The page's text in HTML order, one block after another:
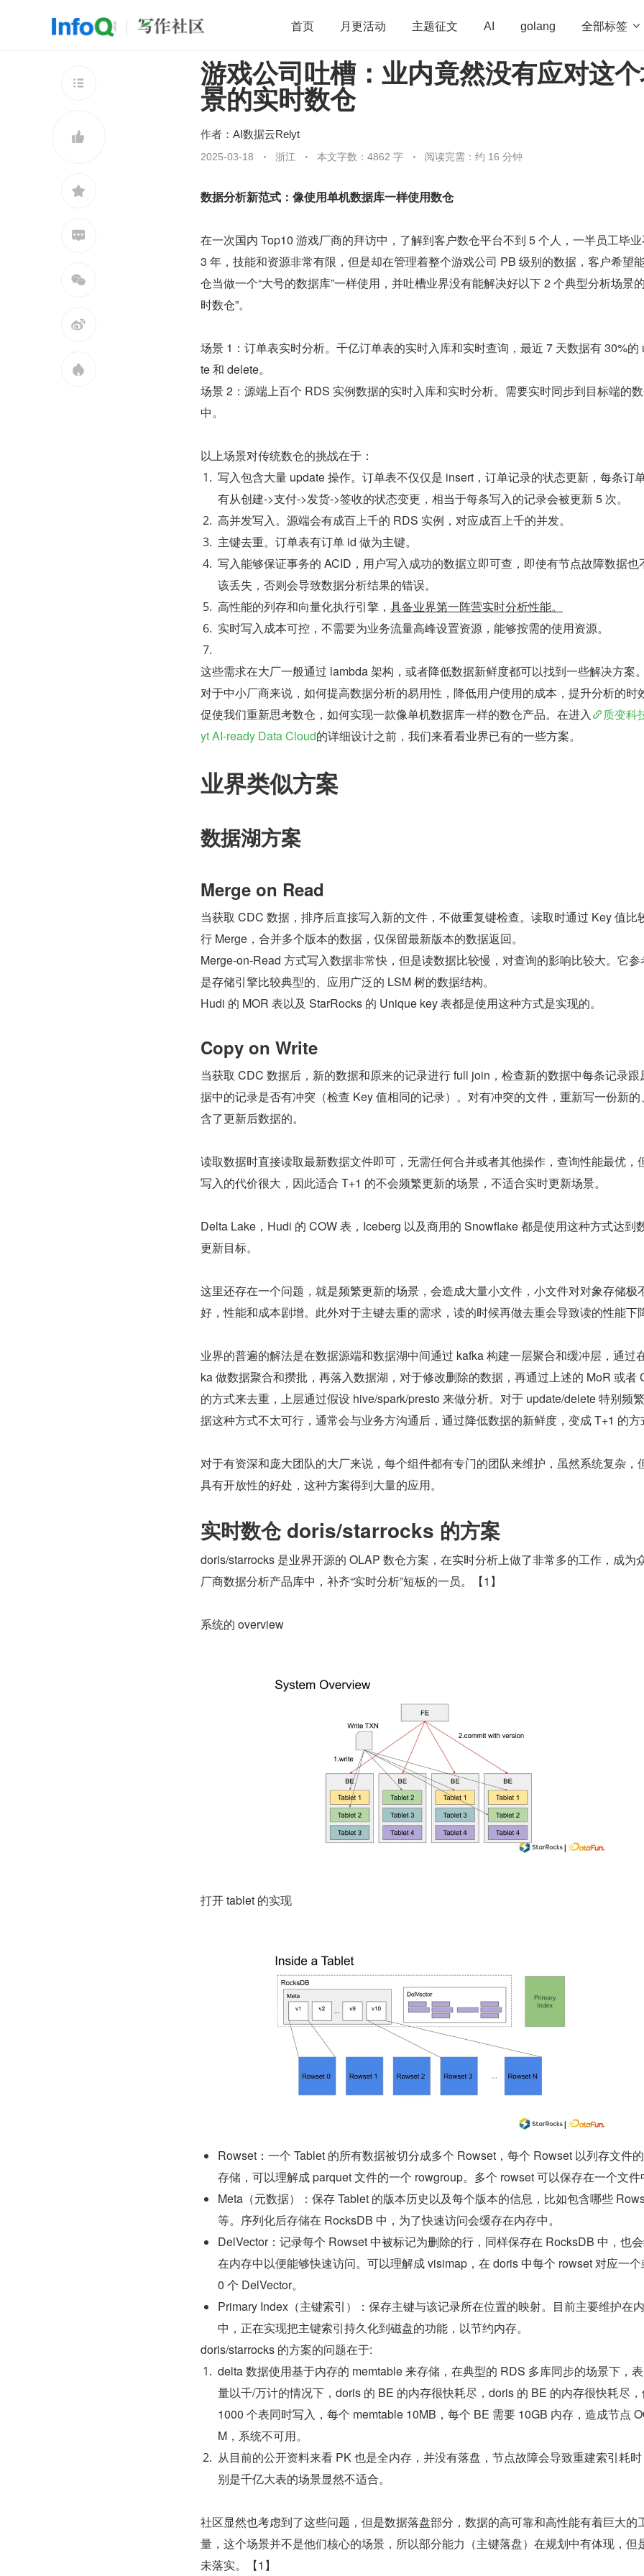
首页 月更活动 主题征文 AI golang 全部标签 
开源 架构 OpenHarmony 算法 学习方法 Web3.0 高
团队管理 程序员
查看更多







游戏公司吐槽：业内竟然没有应对这
景的实时数仓
作者： AI数据云Relyt
2025-03-18 浙江 本文字数：4862 字 阅读完需：约 16 分钟
数据分析新范式：像使用单机数据库一样使用数仓
在一次国内 Top10 游戏厂商的拜访中，了解到客户数仓平台不到 5 个人，一半员工毕
3 年，技能和资源非常有限，但是却在管理着整个游戏公司 PB 级别的数据，客户希望
仓当做一个“大号的数据库”一样使用，并吐槽业界没有能解决好以下 2 个典型分析场景
时数仓”。
场景 1：订单表实时分析。千亿订单表的实时入库和实时查询，最近 7 天数据有 30%的
te 和 delete。
场景 2：源端上百个 RDS 实例数据的实时入库和实时分析。需要实时同步到目标端的
中。
以上场景对传统数仓的挑战在于：
写入包含大量 update 操作。订单表不仅仅是 insert，订单记录的状态更新，每条订
有从创建->支付->发货->签收的状态变更，相当于每条写入的记录会被更新 5 次。
高并发写入。源端会有成百上千的 RDS 实例，对应成百上千的并发。
主键去重。订单表有订单 id 做为主键。
写入能够保证事务的 ACID，用户写入成功的数据立即可查，即使有节点故障数据也
该丢失，否则会导致数据分析结果的错误。
高性能的列存和向量化执行引擎， 具备业界第一阵营实时分析性能。
实时写入成本可控，不需要为业务流量高峰设置资源，能够按需的使用资源。
这些需求在大厂一般通过 lambda 架构，或者降低数据新鲜度都可以找到一些解决方案
对于中小厂商来说，如何提高数据分析的易用性，降低用户使用的成本，提升分析的时
促使我们重新思考数仓，如何实现一款像单机数据库一样的数仓产品。在进入
质变科
yt AI-ready Data Cloud的详细设计之前，我们来看看业界已有的一些方案。
业界类似方案
数据湖方案
Merge on Read
当获取 CDC 数据，排序后直接写入新的文件，不做重复键检查。读取时通过 Key 值比
行 Merge，合并多个版本的数据，仅保留最新版本的数据返回。
Merge-on-Read 方式写入数据非常快，但是读数据比较慢，对查询的影响比较大。它参
是存储引擎比较典型的、应用广泛的 LSM 树的数据结构。
Hudi 的 MOR 表以及 StarRocks 的 Unique key 表都是使用这种方式是实现的。
Copy on Write
当获取 CDC 数据后，新的数据和原来的记录进行 full join，检查新的数据中每条记录跟
据中的记录是否有冲突（检查 Key 值相同的记录）。对有冲突的文件，重新写一份新的
含了更新后数据的。
读取数据时直接读取最新数据文件即可，无需任何合并或者其他操作，查询性能最优，
写入的代价很大，因此适合 T+1 的不会频繁更新的场景，不适合实时更新场景。
Delta Lake，Hudi 的 COW 表，Iceberg 以及商用的 Snowflake 都是使用这种方式达到
更新目标。
这里还存在一个问题，就是频繁更新的场景，会造成大量小文件，小文件对对象存储极
好，性能和成本剧增。此外对于主键去重的需求，读的时候再做去重会导致读的性能下
业界的普遍的解法是在数据源端和数据湖中间通过 kafka 构建一层聚合和缓冲层，通过
ka 做数据聚合和攒批，再落入数据湖，对于修改删除的数据，再通过上述的 MoR 或者
的方式来去重，上层通过假设 hive/spark/presto 来做分析。对于 update/delete 特别频
据这种方式不太可行，通常会与业务方沟通后，通过降低数据的新鲜度，变成 T+1 的方
对于有资深和庞大团队的大厂来说，每个组件都有专门的团队来维护，虽然系统复杂，
具有开放性的好处，这种方案得到大量的应用。
实时数仓 doris/starrocks 的方案
doris/starrocks 是业界开源的 OLAP 数仓方案，在实时分析上做了非常多的工作，成为
厂商数据分析产品库中，补齐“实时分析”短板的一员。【1】
系统的 overview
打开 tablet 的实现
Rowset：一个 Tablet 的所有数据被切分成多个 Rowset，每个 Rowset 以列存文件
存储，可以理解成 parquet 文件的一个 rowgroup。多个 rowset 可以保存在一个文件
Meta（元数据）：保存 Tablet 的版本历史以及每个版本的信息，比如包含哪些
等。序列化后存储在 RocksDB 中，为了快速访问会缓存在内存中。
DelVector：记录每个 Rowset 中被标记为删除的行，同样保存在 RocksDB 中，也
在内存中以便能够快速访问。可以理解成 visimap，在 doris 中每个 rowset 对应一
0 个 DelVector。
Primary Index（主键索引）：保存主键与该记录所在位置的映射。目前主要维护在
中，正在实现把主键索引持久化到磁盘的功能，以节约内存。
doris/starrocks 的方案的问题在于:
delta 数据使用基于内存的 memtable 来存储，在典型的 RDS 多库同步的场景下，
量以千/万计的情况下，doris 的 BE 的内存很快耗尽，doris 的 BE 的内存很快耗尽
1000 个表同时写入，每个 memtable 10MB，每个 BE 需要 10GB 内存，造成节点
M，系统不可用。
从目前的公开资料来看 PK 也是全内存，并没有落盘，节点故障会导致重建索引耗
别是千亿大表的场景显然不适合。
社区显然也考虑到了这些问题，但是数据落盘部分，数据的高可靠和高性能有着巨大的
量，这个场景并不是他们核心的场景，所以部分能力（主键落盘）在规划中有体现，但
未落实。【1】